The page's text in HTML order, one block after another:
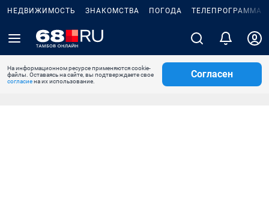
НЕДВИЖИМОСТЬ ЗНАКОМСТВА ПОГОДА ТЕЛЕПРОГРАММА
На информационном ресурсе применяются cookie-
файлы. Оставаясь на сайте, вы подтверждаете свое
согласиена их использование.
Согласен